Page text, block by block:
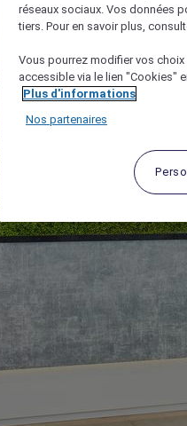
réseaux sociaux. Vos données
tiers. Pour en savoir plus,
Vous pourrez modifier vos
accessible via le lien "Cookies"
Plus d'informations
Nos partenaires